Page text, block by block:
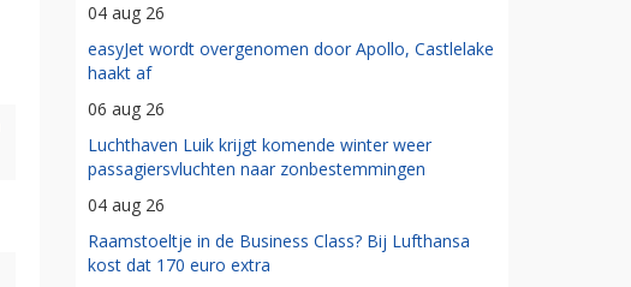
04 aug 26
easyJet wordt overgenomen door Apollo, Castlelake
haakt af
06 aug 26
Luchthaven Luik krijgt komende winter weer
passagiersvluchten naar zonbestemmingen
04 aug 26
Raamstoeltje in de Business Class? Bij Lufthansa
kost dat 170 euro extra